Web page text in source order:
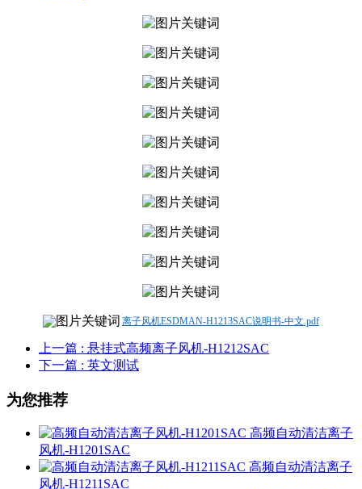
离子风机ESDMAN-H1213SAC说明书-中文.pdf
上一篇 : 悬挂式高频离子风机-H1212SAC
下一篇 : 英文测试
为您推荐
高频自动清洁离子
风机-H1201SAC
高频自动清洁离子
风机-H1211SAC